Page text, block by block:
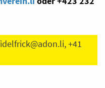
, +41